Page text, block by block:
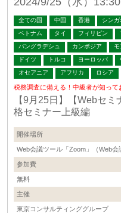
全ての国 中国 香港 シン
ベトナム
タイ フィリピン
バングラデシュ
カンボジア モ
ドイツ
トルコ ヨーロッパ
オセアニア
アフリカ ロシア
税務調査に備える！中級者が知っ
【9月25日】【Webセ
格セミナー上級編
開催場所
Web会議ツール「Zoom」（Web会
参加費
無料
主催
東京コンサルティンググループ